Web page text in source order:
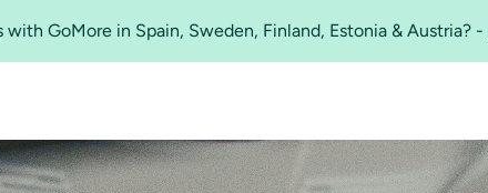
GoMore in Spain, Sweden, Finland, Estonia & Austria? -